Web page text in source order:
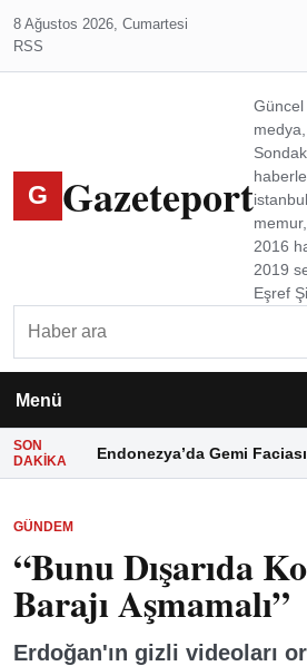
8 Ağustos 2026, Cumartesi
RSS
G Gazeteport
Güncel
2016
2019
Eşref
Menü
SON
DAKIKA
Endonezya’da Gemi Faciası
GÜNDEM
“Bunu Dışarıda
Barajı Aşmamalı”
Erdoğan'ın gizli videoları